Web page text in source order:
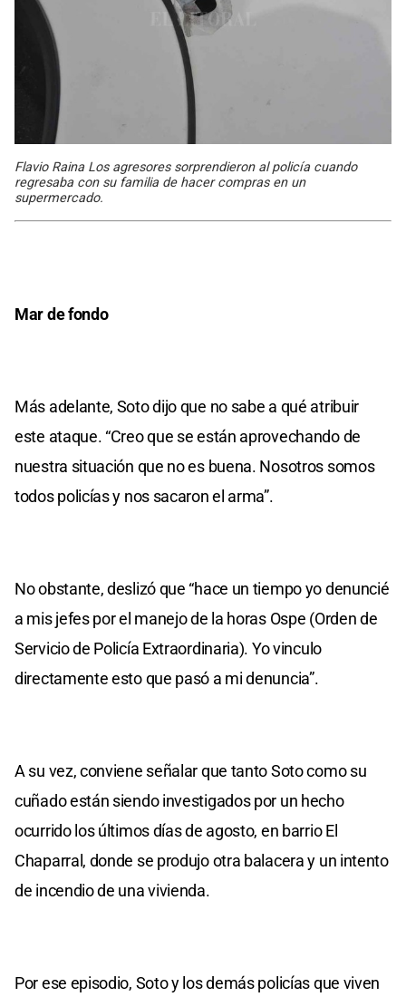
Flavio Raina Los agresores sorprendieron al policía cuando
regresaba con su familia de hacer compras en un
supermercado.
Mar de fondo
Más adelante, Soto dijo que no sabe a qué atribuir
este ataque. “Creo que se están aprovechando de
nuestra situación que no es buena. Nosotros somos
todos policías y nos sacaron el arma”.
No obstante, deslizó que “hace un tiempo yo denuncié
a mis jefes por el manejo de la horas Ospe (Orden de
Servicio de Policía Extraordinaria). Yo vinculo
directamente esto que pasó a mi denuncia”.
A su vez, conviene señalar que tanto Soto como su
cuñado están siendo investigados por un hecho
ocurrido los últimos días de agosto, en barrio El
Chaparral, donde se produjo otra balacera y un intento
de incendio de una vivienda.
Por ese episodio, Soto y los demás policías que viven